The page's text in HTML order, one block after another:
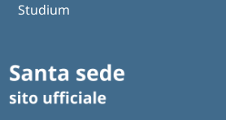
Studium